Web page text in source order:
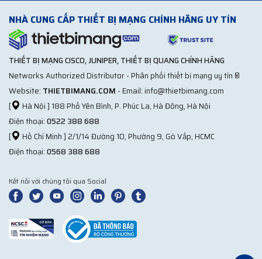
NHÀ CUNG CẤP THIẾT BỊ MẠNG CHÍNH HÃNG UY TÍN
THIẾT BỊ MẠNG CISCO, JUNIPER, THIẾT BỊ QUANG CHÍNH HÃNG
Networks Authorized Distributor - Phân phối thiết bị mạng uy tín ®
Website: THIETBIMANG.COM - Email: info@thietbimang.com
[
Hà Nội ] 188 Phố Yên Bình, P. Phúc La, Hà Đông, Hà Nội
Điện thoại:0522 388 688
[
Hồ Chí Minh ] 2/1/14 Đường 10, Phường 9, Gò Vấp, HCMC
Điện thoại:0568 388 688
Kết nối với chúng tôi qua Social